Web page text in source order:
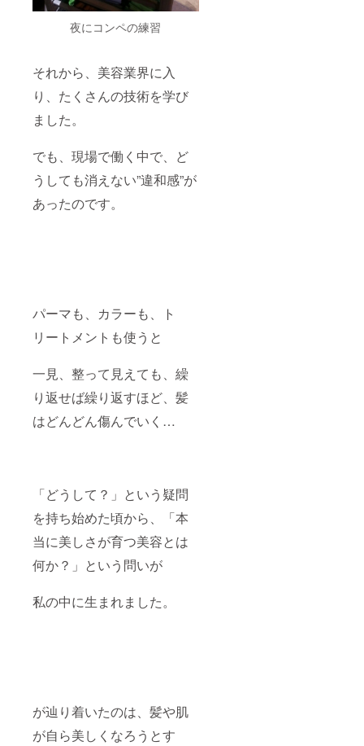
夜にコンペの練習
それから、美容業界に入
り、たくさんの技術を学び
ました。
でも、現場で働く中で、ど
うしても消えない”違和感”が
あったのです。
パーマも、カラーも、ト
リートメントも使うと
一見、整って見えても、繰
り返せば繰り返すほど、髪
はどんどん傷んでいく…
「どうして？」という疑問
を持ち始めた頃から、「本
当に美しさが育つ美容とは
何か？」という問いが
私の中に生まれました。
が辿り着いたのは、髪や肌
が自ら美しくなろうとす